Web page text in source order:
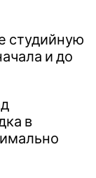
студийную
и до
в